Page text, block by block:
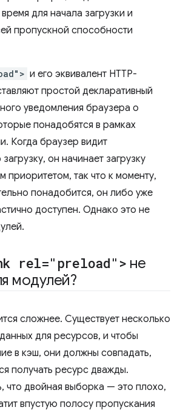
для начала загрузки и
пропускной способности
и его эквивалент HTTP-
простой декларативный
уведомления браузера о
понадобятся в рамках
Когда браузер видит
он начинает загрузку
приоритетом, так что к моменту,
понадобится, он либо уже
доступен. Однако это не
rel="preload"> не
модулей?
сложнее. Существует несколько
для ресурсов, и чтобы
в кэш, они должны совпадать,
получать ресурс дважды.
что двойная выборка — это плохо,
впустую полосу пропускания